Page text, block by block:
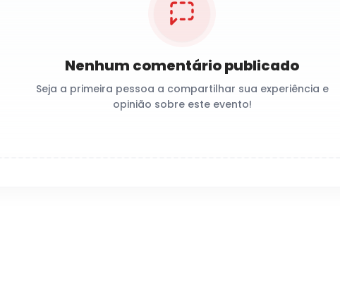
Nenhum comentário publicado
Seja a primeira pessoa a compartilhar sua experiência e
opinião sobre este evento!